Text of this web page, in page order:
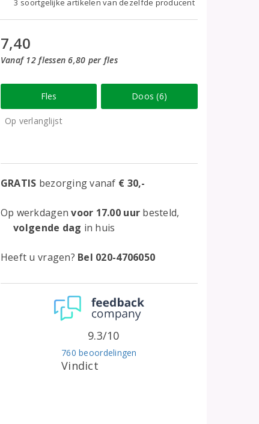
3 soortgelijke artikelen van dezelfde producent
7,40
Vanaf 12 flessen 6,80 per fles
Fles Doos (6)
Op verlanglijst
GRATIS bezorging vanaf € 30,-
Op werkdagenvoor 17.00 uur besteld,
volgende dag in huis
Heeft u vragen? Bel 020-4706050
Vindict
760 beoordelingen
9.3/10